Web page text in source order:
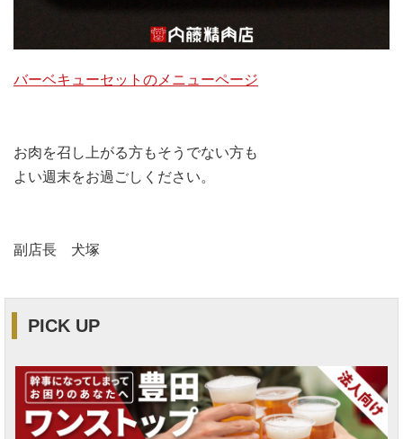
バーベキューセットのメニューページ
お肉を召し上がる方もそうでない方も
よい週末をお過ごしください。
副店長 犬塚
PICK UP